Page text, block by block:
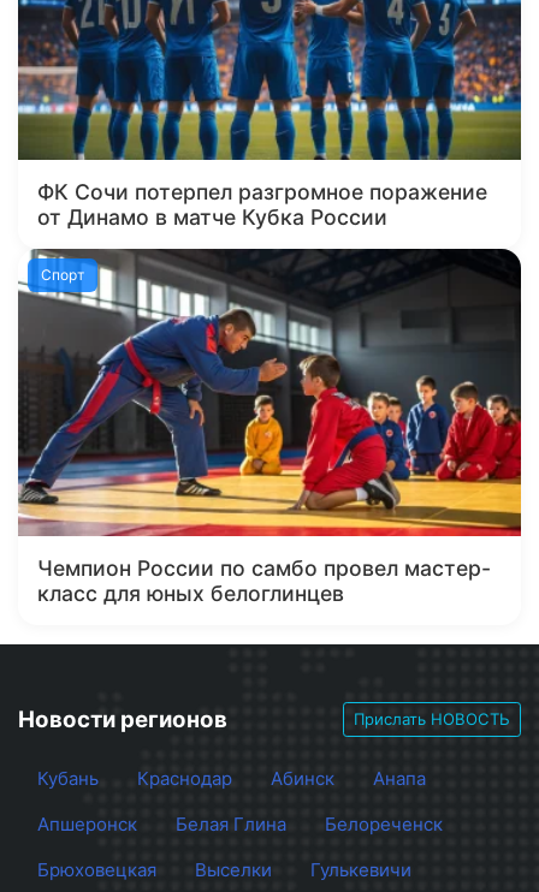
ФК Сочи потерпел разгромное поражение
от Динамо в матче Кубка России
Спорт
Чемпион России по самбо провел мастер-
класс для юных белоглинцев
Новости регионов Прислать НОВОСТЬ
Кубань Краснодар Абинск
Анапа
Апшеронск
Белая Глина
Белореченск
Брюховецкая
Выселки
Гулькевичи